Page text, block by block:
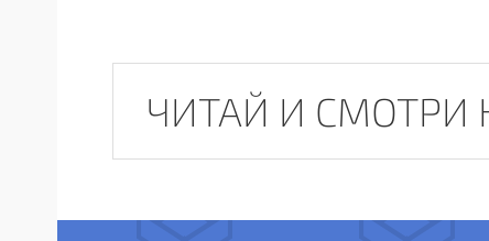
ЧИТАЙ И СМОТРИ